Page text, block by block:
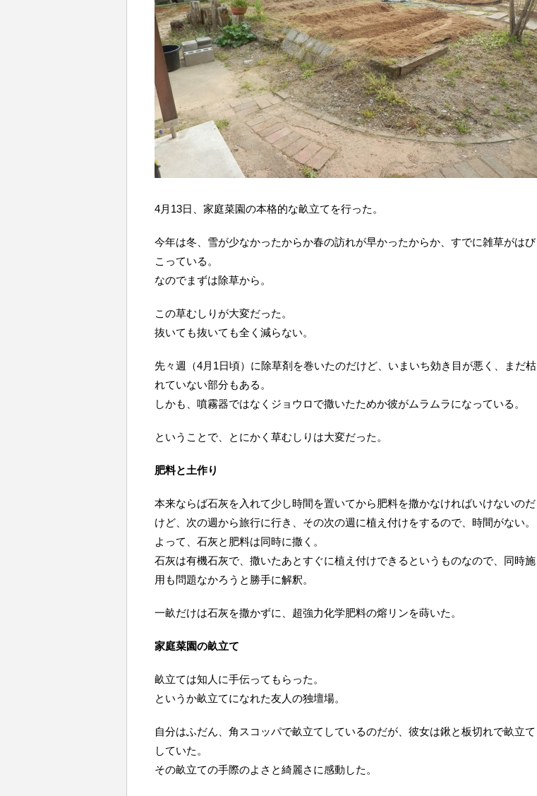
4月13日、家庭菜園の本格的な畝立てを行った。
今年は冬、雪が少なかったからか春の訪れが早かったからか、すでに雑草がはび
こっている。
なのでまずは除草から。
この草むしりが大変だった。
抜いても抜いても全く減らない。
先々週（4月1日頃）に除草剤を巻いたのだけど、いまいち効き目が悪く、まだ枯
れていない部分もある。
しかも、噴霧器ではなくジョウロで撒いたためか彼がムラムラになっている。
ということで、とにかく草むしりは大変だった。
肥料と土作り
本来ならば石灰を入れて少し時間を置いてから肥料を撒かなければいけないのだ
けど、次の週から旅行に行き、その次の週に植え付けをするので、時間がない。
よって、石灰と肥料は同時に撒く。
石灰は有機石灰で、撒いたあとすぐに植え付けできるというものなので、同時施
用も問題なかろうと勝手に解釈。
一畝だけは石灰を撒かずに、超強力化学肥料の熔リンを蒔いた。
家庭菜園の畝立て
畝立ては知人に手伝ってもらった。
というか畝立てになれた友人の独壇場。
自分はふだん、角スコッパで畝立てしているのだが、彼女は鍬と板切れで畝立て
していた。
その畝立ての手際のよさと綺麗さに感動した。